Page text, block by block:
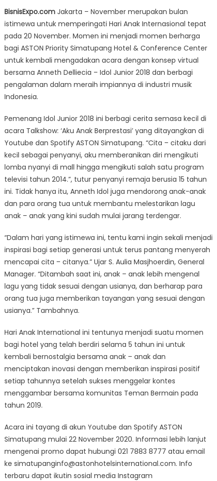
Priority
Simatupang
Peringati
Hari
Anak
International
Tayangkan
Anak
Berprestasi’
BisnisExpo.comJakarta – November merupakan bulan
istimewa untuk memperingati Hari Anak Internasional tepat
pada 20 November. Momen ini menjadi momen berharga
bagi ASTON Priority Simatupang Hotel & Conference Center
untuk kembali mengadakan acara dengan konsep virtual
bersama Anneth Delliecia – Idol Junior 2018 dan berbagi
pengalaman dalam meraih impiannya di industri musik
Indonesia.
Pemenang Idol Junior 2018 ini berbagi cerita semasa kecil di
acara Talkshow: ‘Aku Anak Berprestasi’ yang ditayangkan di
Youtube dan Spotify ASTON Simatupang. “Cita – citaku dari
kecil sebagai penyanyi, aku memberanikan diri mengikuti
lomba nyanyi di mall hingga mengikuti salah satu program
televisi tahun 2014.”, tutur penyanyi remaja berusia 15 tahun
ini. Tidak hanya itu, Anneth Idol juga mendorong anak-anak
dan para orang tua untuk membantu melestarikan lagu
anak – anak yang kini sudah mulai jarang terdengar.
“Dalam hari yang istimewa ini, tentu kami ingin sekali menjadi
inspirasi bagi setiap generasi untuk terus pantang menyerah
mencapai cita – citanya.” Ujar S. Aulia Masjhoerdin, General
Manager. “Ditambah saat ini, anak – anak lebih mengenal
lagu yang tidak sesuai dengan usianya, dan berharap para
orang tua juga memberikan tayangan yang sesuai dengan
usianya.” Tambahnya.
Hari Anak International ini tentunya menjadi suatu momen
bagi hotel yang telah berdiri selama 5 tahun ini untuk
kembali bernostalgia bersama anak – anak dan
menciptakan inovasi dengan memberikan inspirasi positif
setiap tahunnya setelah sukses menggelar kontes
menggambar bersama komunitas Teman Bermain pada
tahun 2019.
Acara ini tayang di akun Youtube dan Spotify ASTON
Simatupang mulai 22 November 2020. Informasi lebih lanjut
mengenai promo dapat hubungi 021 7883 8777 atau email
ke simatupanginfo@astonhotelsinternational.com. Info
terbaru dapat ikutin sosial media Instagram